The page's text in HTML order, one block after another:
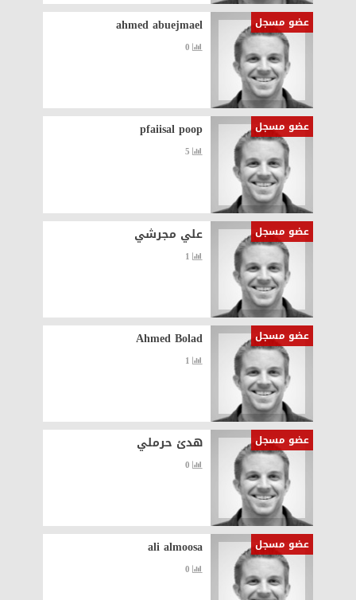
عضو مسجل ahmed abuejmael
0
عضو مسجل pfaiisal poop
5
عضو مسجل علي مجرشي
1
عضو مسجل Ahmed Bolad
1
عضو مسجل هدئ حرملي
0
عضو مسجل ali almoosa
0